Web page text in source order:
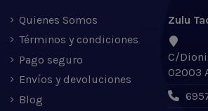
Quienes Somos
Términos y condiciones
Pago seguro
Envíos y devoluciones
Blog
Zulu
C/
02003